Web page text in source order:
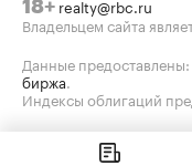
18+ realty@rbc.ru
Владельцем сайта
Данные предоставлены:
биржа
Индексы облигаций